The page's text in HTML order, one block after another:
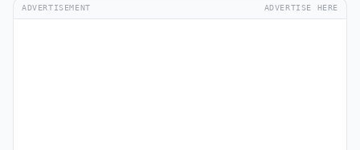
ADVERTISEMENT ADVERTISE HERE